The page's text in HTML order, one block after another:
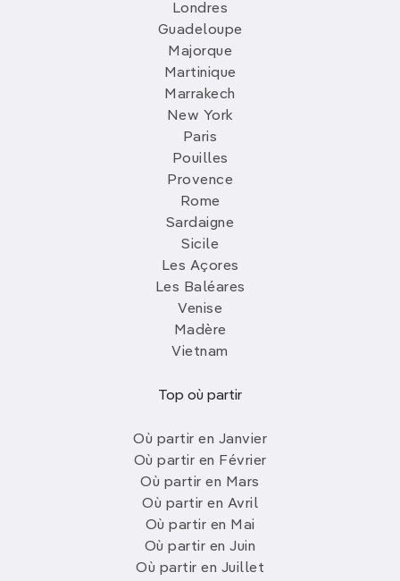
Londres
Guadeloupe
Majorque
Martinique
Marrakech
New York
Paris
Pouilles
Provence
Rome
Sardaigne
Sicile
Les Açores
Les Baléares
Venise
Madère
Vietnam
Top où partir
Où partir en Janvier
Où partir en Février
Où partir en Mars
Où partir en Avril
Où partir en Mai
Où partir en Juin
Où partir en Juillet